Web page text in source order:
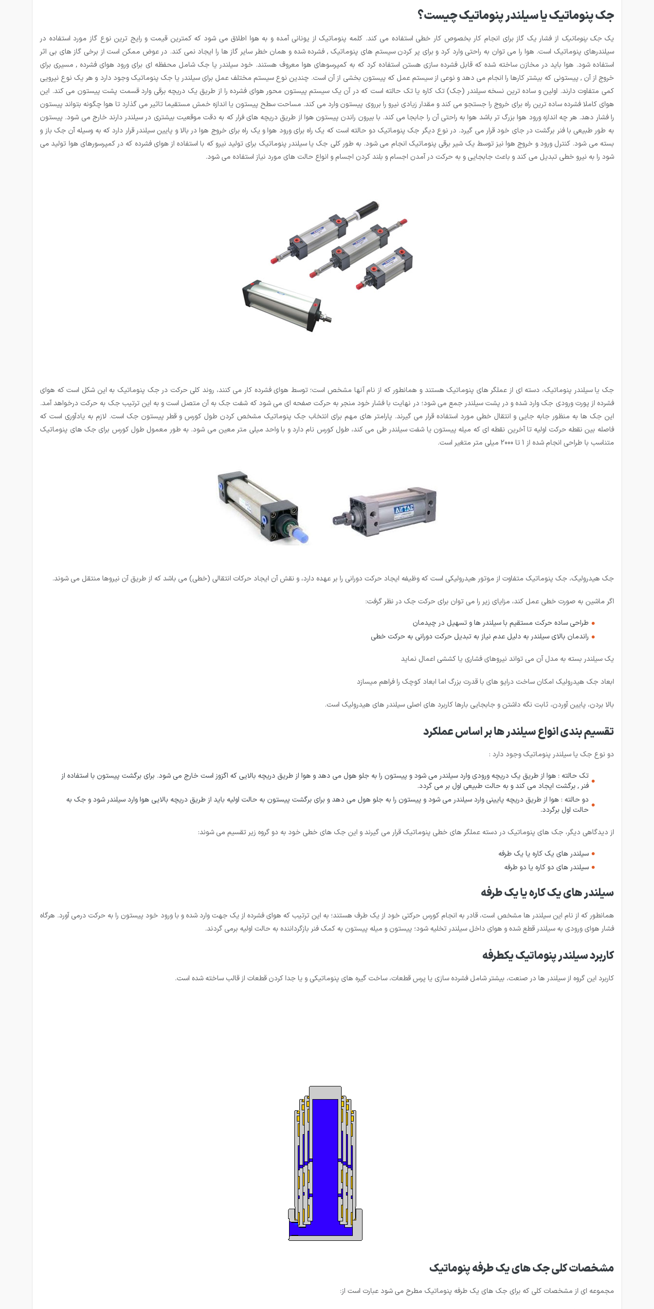
جک پنوماتیک یا سیلندر پنوماتیک چیست؟
یکجک پنوماتیک از فشار یک گاز برای انجام کار بخصوص کار خطی استفاده می کند. کلمه پنوماتیک از یونانی آمده و به هوا اطلاق می شود که کمترین قیمت و رایج ترین نوع گاز مورد استفاده در
سیلندرهای پنوماتیک است. هوا را می توان به راحتی وارد کرد و برای پر کردن سیستم های پنوماتیک , فشرده شده و همان خطر سایر گاز ها را ایجاد نمی کند. در عوض ممکن است از برخی گاز های بی اثر
استفاده شود. هوا باید در مخازن ساخته شده که قابل فشرده سازی هستن استفاده کرد که به کمپرسوهای هوا معروف هستند. خود سیلندر یا جک شامل محفظه ای برای ورود هوای فشرده , مسیری برای
خروج از آن , پیستونی که بیشتر کارها را انجام می دهد و نوعی از سیستم عمل که پیستون بخشی از آن است. چندین نوع سیستم مختلف عمل برای سیلندر یا جک پنوماتیک وجود دارد و هر یک نوع نیرویی
کمی متفاوت دارند. اولین و ساده ترین نسخه سیلندر (جک) تک کاره یا تک حالته است که در آن یک سیستم پیستون محور هوای فشرده را از طریق یک دریچه برقی وارد قسمت پشت پیستون می کند. این
هوای کاملا فشرده ساده ترین راه برای خروج را جستجو می کند و مقدار زیادی نیرو را برروی پیستون وارد می کند. مساحت سطح پیستون یا اندازه خمش مستقیما تاثیر می گذارد تا هوا چگونه بتواند پیستون
را فشار دهد. هر چه اندازه ورود هوا بزرگ تر باشد هوا به راحتی آن را جابجا می کند. با بیرون راندن پیستون هوا از طریق دریچه های فرار که به دقت موقعیت بیشتری در سیلندر دارند خارج می شود. پیستون
به طور طبیعی با فنر برگشت در جای خود قرار می گیرد. در نوع دیگر جک پنوماتیک دو حالته است که یک راه برای ورود هوا و یک راه برای خروج هوا در بالا و پایین سیلندر قرار دارد که به وسیله آن جک باز و
بسته می شود. کنترل ورود و خروج هوا نیز توسط یک شیر برقی پنوماتیک انجام می شود. به طور کلی جک یا سیلندر پنوماتیک برای تولید نیرو که با استفاده از هوای فشرده که در کمپرسورهای هوا تولید می
شود را به نیرو خطی تبدیل می کند و باعث جابجایی و به حرکت در آمدن اجسام و بلند کردن اجسام و انواع حالت های مورد نیاز استفاده می شود.
جک یا سیلندر پنوماتیک، دسته ای از عملگر های پنوماتیک هستند و همانطور که از نام آنها مشخص است؛ توسط هوای فشرده کار می کنند، روند کلی حرکت در جک پنوماتیک به این شکل است که هوای
فشرده از پورت ورودی جک وارد شده و در پشت سیلندر جمع می شود؛ در نهایت با فشار خود منجر به حرکت صفحه ای می شود که شفت جک به آن متصل است و به این ترتیب جک به حرکت درخواهد آمد.
این جک ها به منظور جابه جایی و انتقال خطی مورد استفاده قرار می گیرند. پارامتر های مهم برای انتخاب جک پنوماتیک مشخص کردن طول کورس و قطر پیستون جک است. لازم به یادآوری است که
فاصله بین نقطه حرکت اولیه تا آخرین نقطه ای که میله پیستون یا شفت سیلندر طی می کند، طول کورس نام دارد و با واحد میلی متر معین می شود. به طور معمول طول کورس برای جک های پنوماتیک
متناسب با طراحی انجام شده از 1 تا 2000 میلی متر متغیر است.
جک هیدرولیک، جک پنوماتیک متفاوت از موتور هیدرولیکی است که وظیفه ایجاد حرکت دورانی را بر عهده دارد، و نقش آن ایجاد حرکات انتقالی (خطی) می باشد که از طریق آن نیروها منتقل می شوند.
اگر ماشین به صورت خطی عمل کند، مزایای زیر را می توان برای حرکت جک در نظر گرفت:
طراحی ساده حرکت مستقیم با سیلندر ها و تسهیل در چیدمان
راندمان بالای سیلندر به دلیل عدم نیاز به تبدیل حرکت دورانی به حرکت خطی
یک سیلندر بسته به مدل آن می تواند نیروهای فشاری یا کششی اعمال نماید
ابعاد جک هیدرولیک امکان ساخت درایو های با قدرت بزرگ اما ابعاد کوچک را فراهم میسازد
بالا بردن، پایین آوردن، ثابت نگه داشتن و جابجایی بارها کاربرد های اصلی سیلندر های هیدرولیک است.
تقسیم بندی انواع سیلندر ها بر اساس عملکرد
دو نوع جک یا سیلندر پنوماتیک وجود دارد :
تک حالته : هوا از طریق یک دریچه ورودی وارد سیلندر می شود و پیستون را به جلو هول می دهد و هوا از طریق دریچه بالایی که اگزوز است خارج می شود. برای برگشت پیستون با استفاده از
فنر , برگشت ایجاد می کند و به حالت طبیعی اول بر می گردد.
دو حالته : هوا از طریق دریچه پایینی وارد سیلندر می شود و پیستون را به جلو هول می دهد و برای برگشت پیستون به حالت اولیه باید از طریق دریچه بالایی هوا وارد سیلندر شود و جک به
حالت اول برگردد.
از دیدگاهی دیگر، جک های پنوماتیک در دسته عملگر های خطی پنوماتیک قرار می گیرند و این جک های خطی خود به دو گروه زیر تقسیم می شوند:
سیلندر های یک کاره یا یک طرفه
سیلندر های دو کاره یا دو طرفه
سیلندر های یک کاره یا یک طرفه
همانطور که از نام این سیلندر ها مشخص است، قادر به انجام کورس حرکتی خود از یک طرف هستند؛ به این ترتیب که هوای فشرده از یک جهت وارد شده و با ورود خود پیستون را به حرکت درمی آورد. هرگاه
فشار هوای ورودی به سیلندر قطع شده و هوای داخل سیلندر تخلیه شود؛ پیستون و میله پیستون به کمک فنر بازگرداننده به حالت اولیه برمی گردند.
کاربرد سیلندر پنوماتیک یکطرفه
کاربرد این گروه از سیلندر ها در صنعت، بیشتر شامل فشرده سازی یا پرس قطعات، ساخت گیره های پنوماتیکی و یا جدا کردن قطعات از قالب ساخته شده است.
مشخصات کلی جک های یک طرفه پنوماتیک
مجموعه ای از مشخصات کلی که برای جک های یک طرفه پنوماتیک مطرح می شود عبارت است از: